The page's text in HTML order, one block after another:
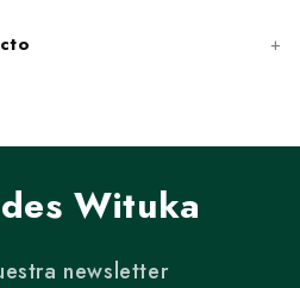
Wituka
newsletter